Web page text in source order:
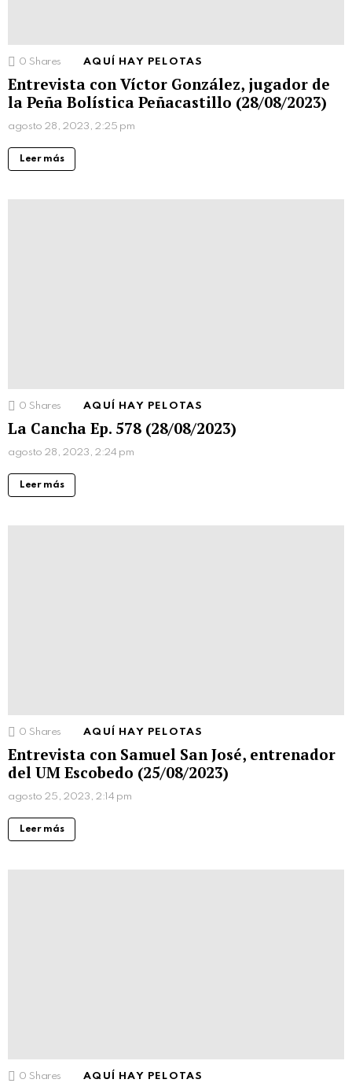
0 Shares AQUÍ HAY PELOTAS
Entrevista con Víctor González, jugador de
la Peña Bolística Peñacastillo (28/08/2023)
agosto 28, 2023, 2:25 pm
Leer más
0 Shares AQUÍ HAY PELOTAS
La Cancha Ep. 578 (28/08/2023)
agosto 28, 2023, 2:24 pm
Leer más
0 Shares AQUÍ HAY PELOTAS
Entrevista con Samuel San José, entrenador
del UM Escobedo (25/08/2023)
agosto 25, 2023, 2:14 pm
Leer más
0 Shares AQUÍ HAY PELOTAS